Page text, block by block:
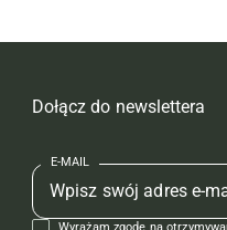
Dołącz do newslettera
E-MAIL